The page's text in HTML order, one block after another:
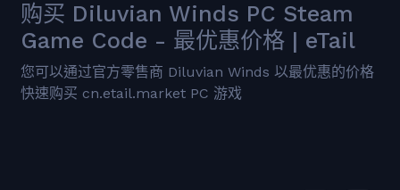
购买 Diluvian Winds PC Steam
Game Code - 最优惠价格 | eTail
您可以通过官方零售商 Diluvian Winds 以最优惠的价格
快速购买 cn.etail.market PC 游戏